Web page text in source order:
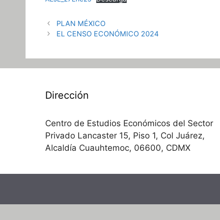
PLAN MÉXICO
EL CENSO ECONÓMICO 2024
Dirección
Centro de Estudios Económicos del Sector
Privado Lancaster 15, Piso 1, Col Juárez,
Alcaldía Cuauhtemoc, 06600, CDMX